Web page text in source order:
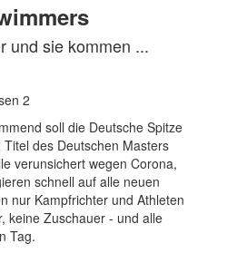
und sie kommen ...
soll die Deutsche Spitze
des Deutschen Masters
verunsichert wegen Corona,
schnell auf alle neuen
nur Kampfrichter und Athleten
keine Zuschauer - und alle
Tag.